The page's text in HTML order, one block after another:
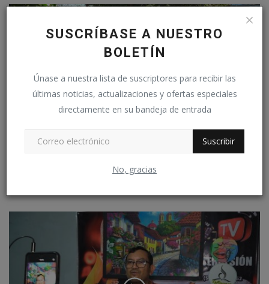
SUSCRÍBASE A NUESTRO
BOLETÍN
Únase a nuestra lista de suscriptores para recibir las
últimas noticias, actualizaciones y ofertas especiales
directamente en su bandeja de entrada
Suscribir
No, gracias
Residentes de las Palmeras Exigen Refuerzo Policial